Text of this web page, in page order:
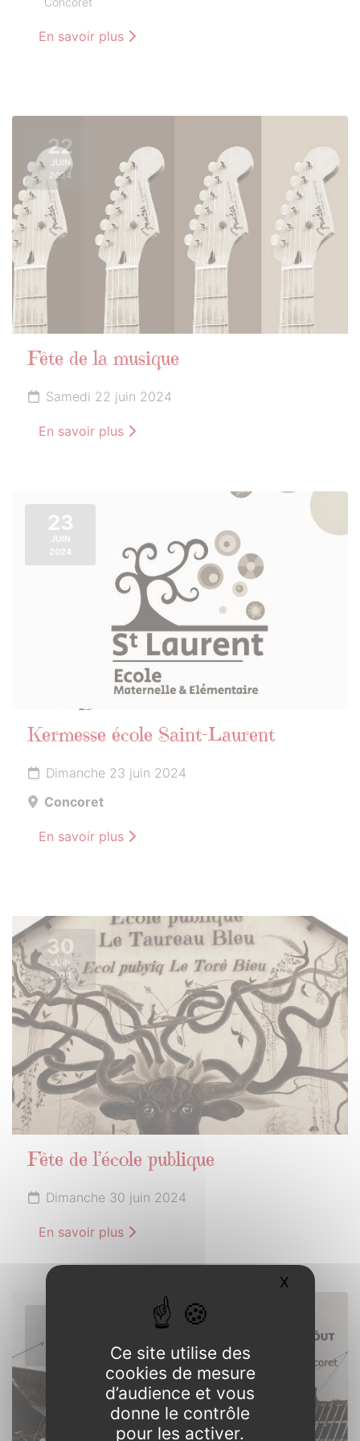
En savoir plus
22
JUIN
2024
Fête de la musique
Samedi 22 juin 2024
En savoir plus
23
JUIN
2024
Kermesse école Saint-Laurent
Dimanche 23 juin 2024
Concoret
En savoir plus
30
JUIN
2024
Fête de l’école publique
Dimanche 30 juin 2024
En savoir plus
JUILLET
Ce site utilise des
cookies de mesure
d’audience et vous
donne le contrôle
pour les activer.
X Masquer